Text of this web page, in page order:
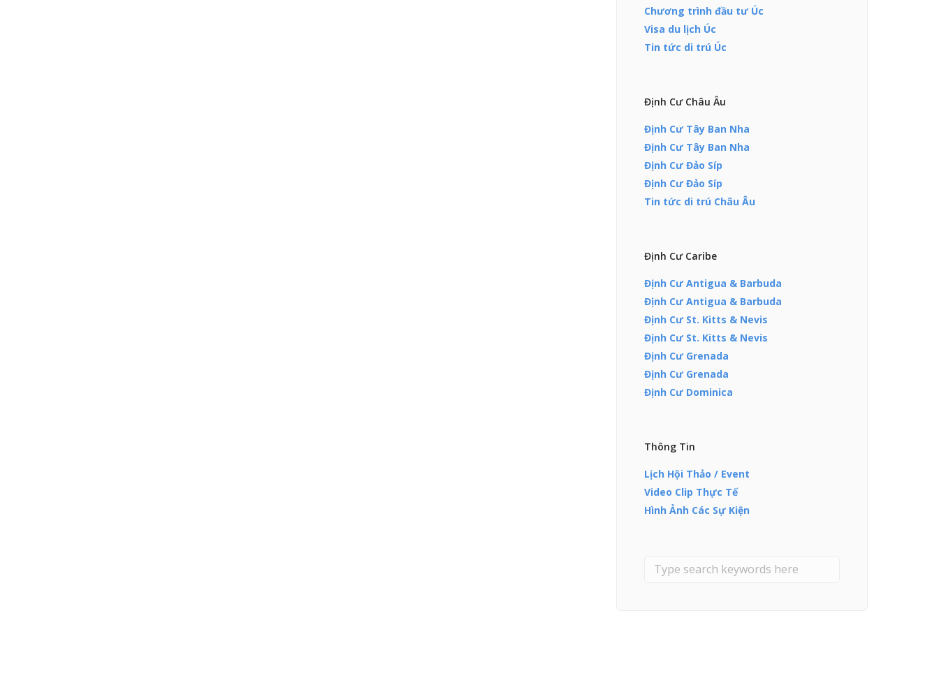
Chương trình đầu tư Úc
Visa du lịch Úc
Tin tức di trú Úc
Định Cư Châu Âu
Định Cư Tây Ban Nha
Định Cư Tây Ban Nha
Định Cư Đảo Síp
Định Cư Đảo Síp
Tin tức di trú Châu Âu
Định Cư Caribe
Định Cư Antigua & Barbuda
Định Cư Antigua & Barbuda
Định Cư St. Kitts & Nevis
Định Cư St. Kitts & Nevis
Định Cư Grenada
Định Cư Grenada
Định Cư Dominica
Thông Tin
Lịch Hội Thảo / Event
Video Clip Thực Tế
Hình Ảnh Các Sự Kiện